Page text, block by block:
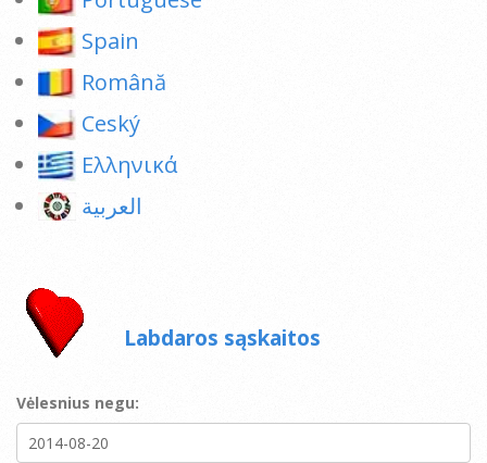
Spain
Română
Ceský
Ελληνικά
العربية
Labdaros sąskaitos
Vėlesnius negu: